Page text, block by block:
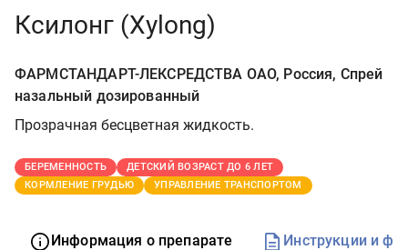
Ксилонг (Xylong)
ФАРМСТАНДАРТ-ЛЕКСРЕДСТВА ОАО, Россия, Спрей
назальный дозированный
Прозрачная бесцветная жидкость.
БЕРЕМЕННОСТЬ
ДЕТСКИЙ ВОЗРАСТ ДО 6 ЛЕТ
КОРМЛЕНИЕ ГРУДЬЮ
УПРАВЛЕНИЕ ТРАНСПОРТОМ
Информация о препарате Инструкции и